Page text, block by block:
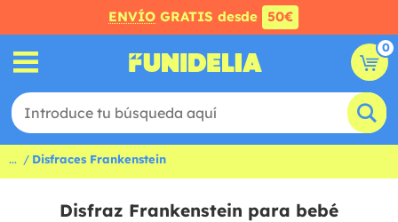
ENVÍO GRATIS desde 50€
0
... Disfraces Frankenstein
Disfraz Frankenstein para bebé